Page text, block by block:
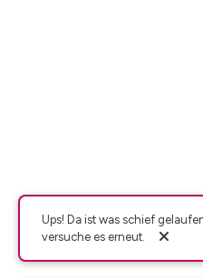
Ups! Da ist was schief
versuche es erneut.